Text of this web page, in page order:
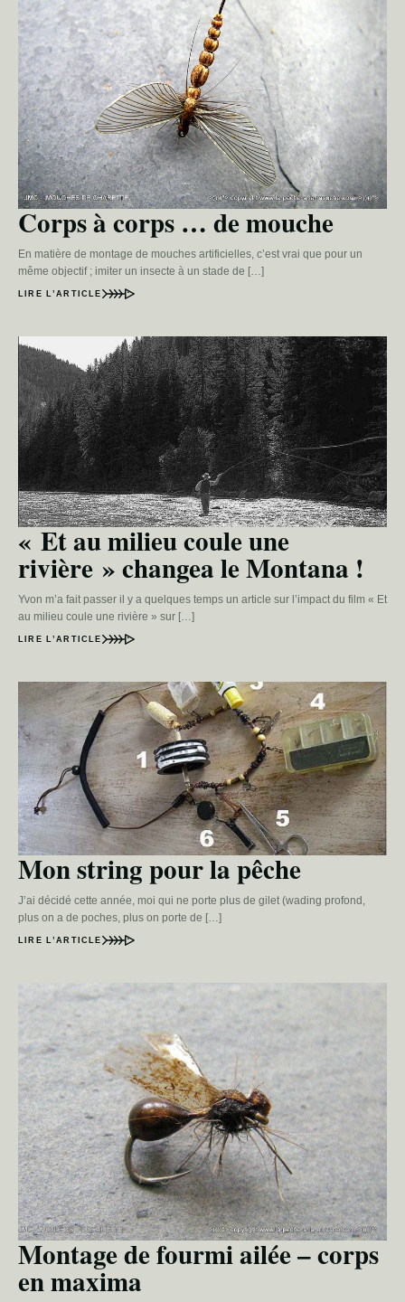
Corps à corps … de mouche
En matière de montage de mouches artificielles, c’est vrai que pour un
même objectif ; imiter un insecte à un stade de […]
LIRE L’ARTICLE
« Et au milieu coule une
rivière » changea le Montana !
Yvon m’a fait passer il y a quelques temps un article sur l’impact du film « Et
au milieu coule une rivière » sur […]
LIRE L’ARTICLE
Mon string pour la pêche
J’ai décidé cette année, moi qui ne porte plus de gilet (wading profond,
plus on a de poches, plus on porte de […]
LIRE L’ARTICLE
Montage de fourmi ailée – corps
en maxima